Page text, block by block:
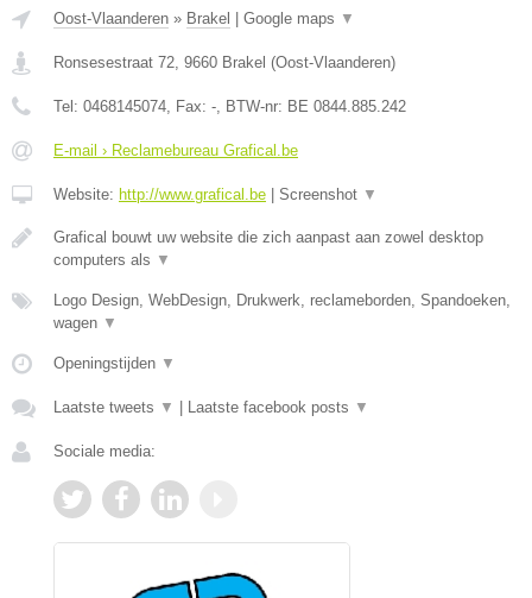
Oost-Vlaanderen » Brakel Google maps ▼
Ronsesestraat 72, 9660 Brakel (Oost-Vlaanderen)
Tel: 0468145074, Fax: -, BTW-nr: BE 0844.885.242
E-mail › Reclamebureau Grafical.be
Website: http://www.grafical.be Screenshot ▼
Grafical bouwt uw website die zich aanpast aan zowel desktop
computers als ▼
Logo Design, WebDesign, Drukwerk, reclameborden, Spandoeken,
wagen ▼
Openingstijden ▼
Laatste tweets ▼ Laatste facebook posts ▼
Sociale media: